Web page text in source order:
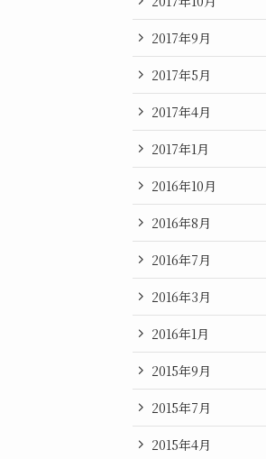
2017年9月
2017年5月
2017年4月
2017年1月
2016年10月
2016年8月
2016年7月
2016年3月
2016年1月
2015年9月
2015年7月
2015年4月